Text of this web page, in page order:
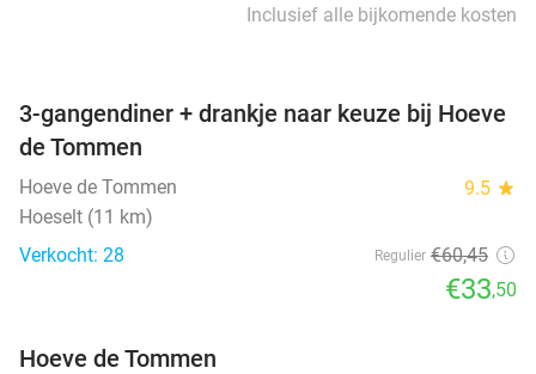
Inclusief alle bijkomende kosten
3-gangendiner + drankje naar keuze bij Hoeve
de Tommen
Hoeve de Tommen 9.5 star
Hoeselt (11 km)
Verkocht: 28
Regulier €60,45
€33,50
Hoeve de Tommen